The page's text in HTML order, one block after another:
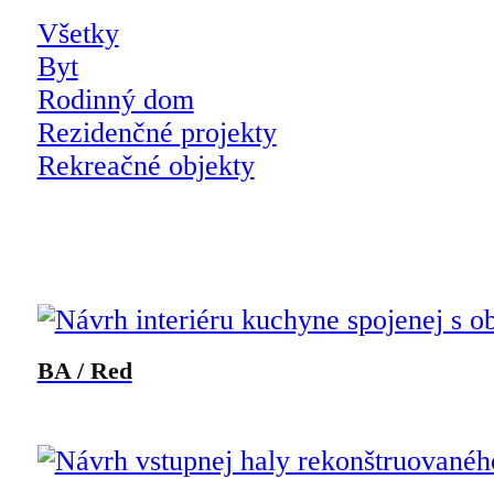
Všetky
Byt
Rodinný dom
Rezidenčné projekty
Rekreačné objekty
BA / Red